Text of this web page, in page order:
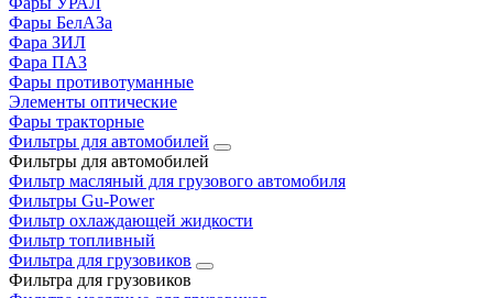
Фары БелАЗа
Фара ЗИЛ
Фара ПАЗ
Фары противотуманные
Элементы оптические
Фары тракторные
Фильтры для автомобилей
Фильтры для автомобилей
Фильтр масляный для грузового автомобиля
Фильтры Gu-Power
Фильтр охлаждающей жидкости
Фильтр топливный
Фильтра для грузовиков
Фильтра для грузовиков